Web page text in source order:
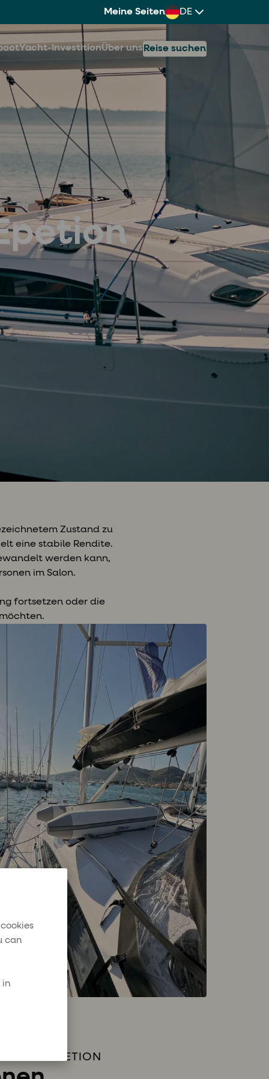
can
in
Meine Seiten DE
Yacht-InvestitionÜber uns Reise suchen
Zustand zu
eine stabile Rendite.
werden kann,
im Salon.
fortsetzen oder die
50.1 – EPETION